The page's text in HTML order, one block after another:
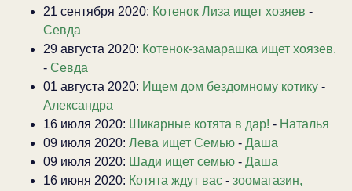
21 сентября 2020: Котенок Лиза ищет хозяев -
Севда
29 августа 2020: Котенок-замарашка ищет хоязев.
- Севда
01 августа 2020: Ищем дом бездомному котику -
Александра
16 июля 2020: Шикарные котята в дар! - Наталья
09 июля 2020: Лева ищет Семью - Даша
09 июля 2020: Шади ищет семью - Даша
16 июня 2020: Котята ждут вас - зоомагазин,